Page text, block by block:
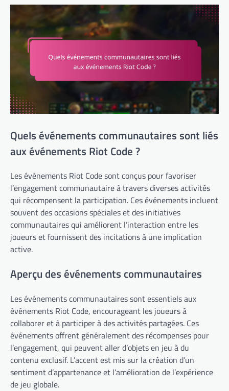
Quels événements communautaires sont liés
aux événements Riot Code ?
Les événements Riot Code sont conçus pour favoriser
l’engagement communautaire à travers diverses activités
qui récompensent la participation. Ces événements incluent
souvent des occasions spéciales et des initiatives
communautaires qui améliorent l’interaction entre les
joueurs et fournissent des incitations à une implication
active.
Aperçu des événements communautaires
Les événements communautaires sont essentiels aux
événements Riot Code, encourageant les joueurs à
collaborer et à participer à des activités partagées. Ces
événements offrent généralement des récompenses pour
l’engagement, qui peuvent aller d’objets en jeu à du
contenu exclusif. L’accent est mis sur la création d’un
sentiment d’appartenance et l’amélioration de l’expérience
de jeu globale.